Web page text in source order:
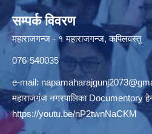
सम्पर्क विवरण
महाराजगन्ज - १ महाराजगन्ज, कपिलवस्तु
076-540035
e-mail:
महाराजगंज नगरपालिका Documentory
https://youtu.be/nP2twnNaCKM